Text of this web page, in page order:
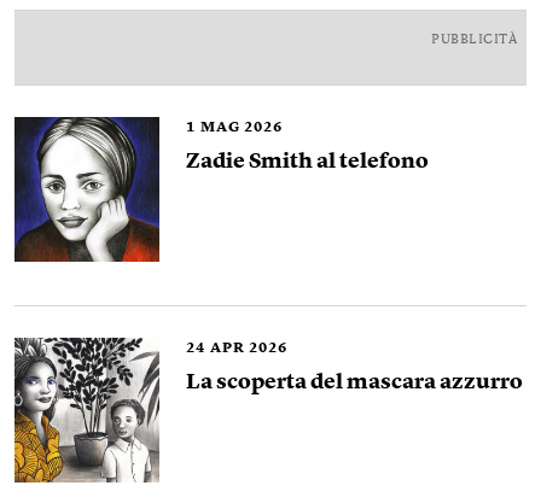
PUBBLICITÀ
1 MAG 2026
Zadie Smith al telefono
24 APR 2026
La scoperta del mascara azzurro